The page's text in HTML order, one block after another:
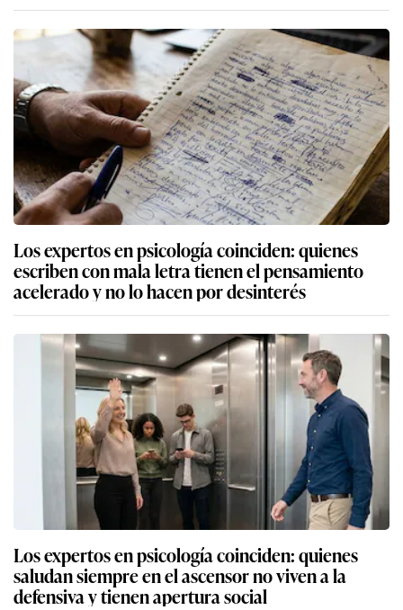
Los expertos en psicología coinciden: quienes
escriben con mala letra tienen el pensamiento
acelerado y no lo hacen por desinterés
Los expertos en psicología coinciden: quienes
saludan siempre en el ascensor no viven a la
defensiva y tienen apertura social